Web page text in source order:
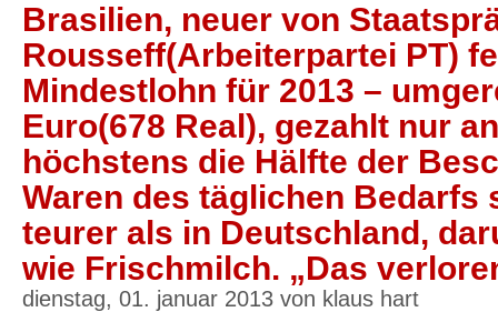
Brasilien, neuer von
Rousseff(Arbeiterpartei PT)
Mindestlohn für 2013 –
Euro(678 Real), gezahlt nur
höchstens die Hälfte der
Waren des täglichen Bedarfs
teurer als in Deutschland,
wie Frischmilch. „Das
dienstag, 01. januar 2013 von klaus hart